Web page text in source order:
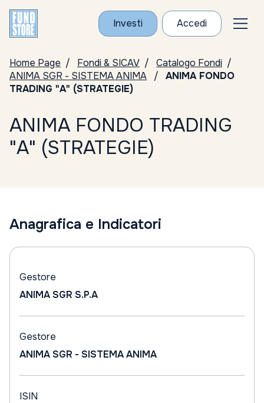
Investi Accedi
Home Page Fondi & SICAV
Catalogo Fondi
ANIMA SGR - SISTEMA ANIMA
ANIMA FONDO
TRADING "A" (STRATEGIE)
ANIMA FONDO TRADING
"A" (STRATEGIE)
Anagrafica e Indicatori
Gestore
ANIMA SGR S.P.A
Gestore
ANIMA SGR - SISTEMA ANIMA
ISIN